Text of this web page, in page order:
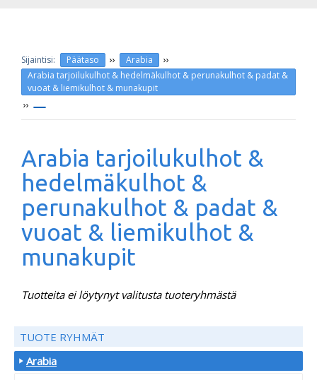
Päätaso ›› Arabia ››
Arabia tarjoilukulhot & hedelmäkulhot & perunakulhot & padat &
vuoat & liemikulhot & munakupit
››
Arabia tarjoilukulhot &
hedelmäkulhot &
perunakulhot & padat &
vuoat & liemikulhot &
munakupit
Tuotteita ei löytynyt valitusta tuoteryhmästä
TUOTE RYHMÄT
Arabia